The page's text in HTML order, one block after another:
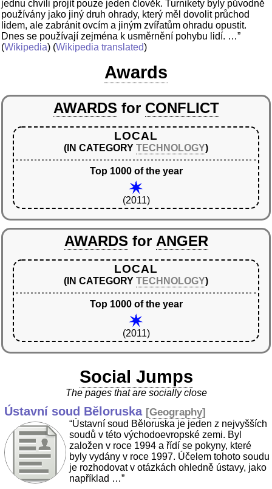
jednu chvíli projít pouze jeden člověk. Turnikety byly původně
používány jako jiný druh ohrady, který měl dovolit průchod
lidem, ale zabránit ovcím a jiným zvířatům ohradu opustit.
Dnes se používají zejména k usměrnění pohybu lidí. …”
(Wikipedia) (Wikipedia translated)
Awards
AWARDS for CONFLICT
LOCAL
(IN CATEGORY TECHNOLOGY)
Top 1000 of the year
(2011)
AWARDS for ANGER
LOCAL
(IN CATEGORY TECHNOLOGY)
Top 1000 of the year
(2011)
Social Jumps
The pages that are socially close
Ústavní soud Běloruska [Geography]
“Ústavní soud Běloruska je jeden z nejvyšších
soudů v této východoevropské zemi. Byl
založen v roce 1994 a řídí se pokyny, které
byly vydány v roce 1997. Účelem tohoto soudu
je rozhodovat v otázkách ohledně ústavy, jako
například …”